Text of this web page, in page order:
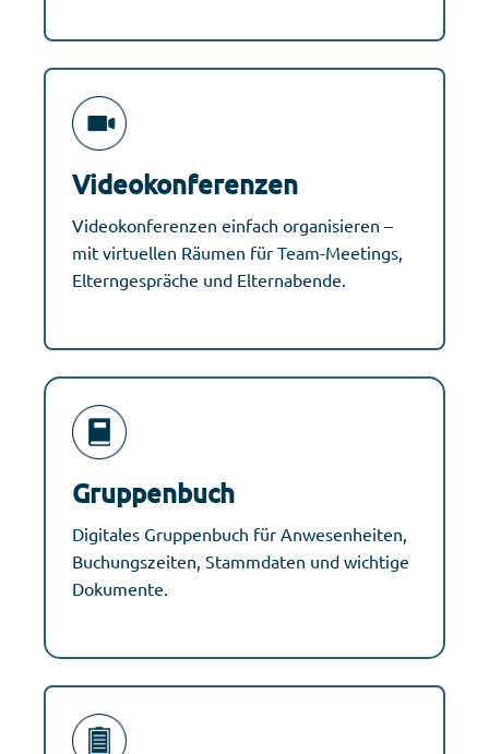
Videokonferenzen
Videokonferenzen einfach organisieren –
mit virtuellen Räumen für Team-Meetings,
Elterngespräche und Elternabende.
Gruppenbuch
Digitales Gruppenbuch für Anwesenheiten,
Buchungszeiten, Stammdaten und wichtige
Dokumente.